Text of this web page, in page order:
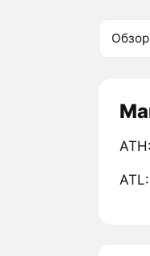
Обзор
ATH:
ATL: